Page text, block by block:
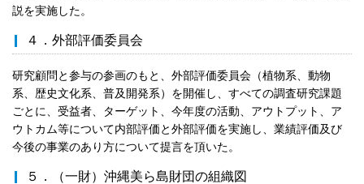
説を実施した。
４．外部評価委員会
研究顧問と参与の参画のもと、外部評価委員会（植物系、動物
系、歴史文化系、普及開発系）を開催し、すべての調査研究課題
ごとに、受益者、ターゲット、今年度の活動、アウトプット、ア
ウトカム等について内部評価と外部評価を実施し、業績評価及び
今後の事業のあり方について提言を頂いた。
５．（一財）沖縄美ら島財団の組織図